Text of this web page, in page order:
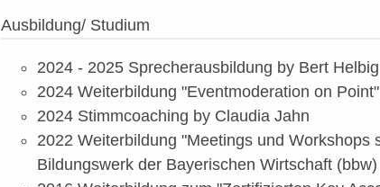
Ausbildung/ Studium
2024 - 2025 Sprecherausbildung by Bert
2024 Weiterbildung "Eventmoderation on
2024 Stimmcoaching by Claudia Jahn
2022 Weiterbildung "Meetings und Workshops
Bildungswerk der Bayerischen Wirtschaft (bbw)